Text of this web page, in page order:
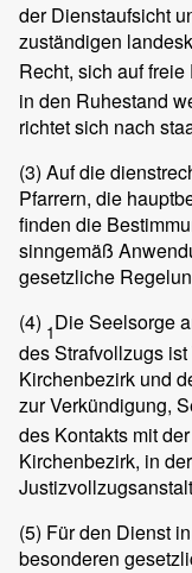
der Dienstaufsicht
zuständigen
Recht, sich auf
in den Ruhestand
richtet sich nach
(3) Auf die
Pfarrern, die
finden die
sinngemäß
gesetzliche
(4) 1Die Seelsorge
des Strafvollzugs
Kirchenbezirk und
zur Verkündigung,
des Kontakts mit
Kirchenbezirk, in
(5) Für den Dienst
besonderen